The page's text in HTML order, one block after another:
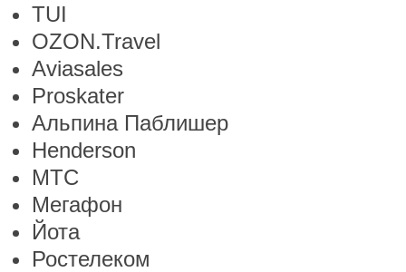
TUI
OZON.Travel
Aviasales
Proskater
Альпина Паблишер
Henderson
МТС
Мегафон
Йота
Ростелеком